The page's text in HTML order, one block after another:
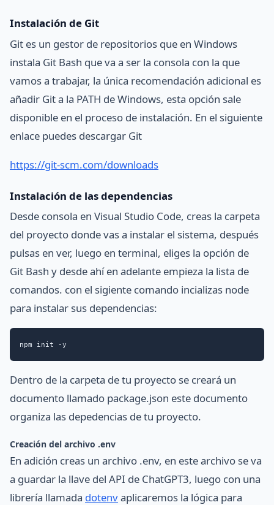
Instalación de Git
Git es un gestor de repositorios que en Windows
instala Git Bash que va a ser la consola con la que
vamos a trabajar, la única recomendación adicional es
añadir Git a la PATH de Windows, esta opción sale
disponible en el proceso de instalación. En el siguiente
enlace puedes descargar Git
https://git-scm.com/downloads
Instalación de las dependencias
Desde consola en Visual Studio Code, creas la carpeta
del proyecto donde vas a instalar el sistema, después
pulsas en ver, luego en terminal, eliges la opción de
Git Bash y desde ahí en adelante empieza la lista de
comandos. con el sigiente comando incializas node
para instalar sus dependencias:
npm init -y
Dentro de la carpeta de tu proyecto se creará un
documento llamado package.json este documento
organiza las depedencias de tu proyecto.
Creación del archivo .env
En adición creas un archivo .env, en este archivo se va
a guardar la llave del API de ChatGPT3, luego con una
librería llamada dotenvaplicaremos la lógica para